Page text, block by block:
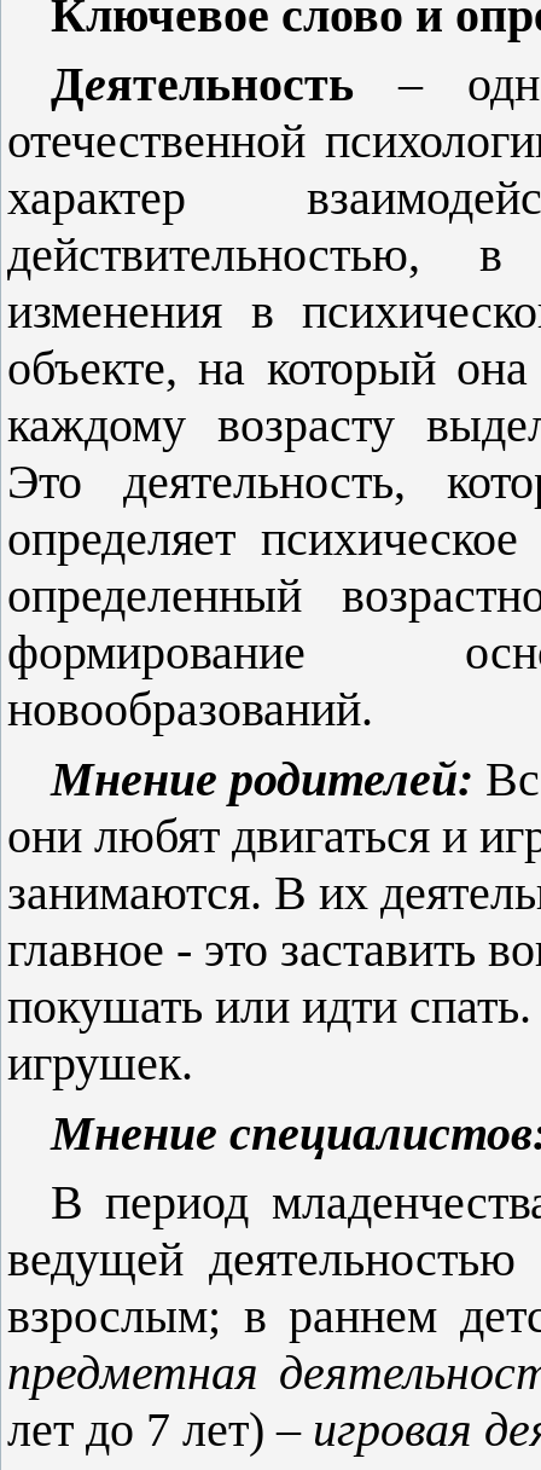
Ключевое слово и
Деятельность –
отечественной
характер
действительностью,
изменения в
объекте, на который
каждому возрасту
Это деятельность,
определяет
определенный
формирование
новообразований.
Мнение родителей:
они любят двигаться и
занимаются. В их
главное - это заставить
покушать или идти
игрушек.
Мнение
В период
ведущей
взрослым; в раннем
предметная
лет до 7 лет) – игровая